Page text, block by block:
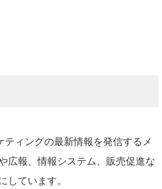
ィングの最新情報を発信するメ
広報、情報システム、販売促進な
ています。